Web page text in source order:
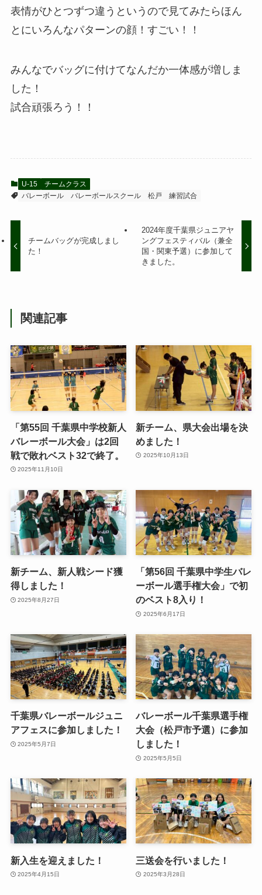
表情がひとつずつ違うというので見てみたらほん
とにいろんなパターンの顔！すごい！！
みんなでバッグに付けてなんだか一体感が増しま
した！
試合頑張ろう！！
U-15
チームクラス
バレーボール
バレーボールスクール 松戸 練習試合
チームバッグが完成しまし
た！
2024年度千葉県ジュニアヤ
ングフェスティバル（兼全
国・関東予選）に参加して
きました。
関連記事
「第55回 千葉県中学校新人
バレーボール大会」は2回
戦で敗れベスト32で終了。
2025年11月10日
新チーム、県大会出場を決
めました！
2025年10月13日
新チーム、新人戦シード獲
得しました！
2025年8月27日
「第56回 千葉県中学生バレ
ーボール選手権大会」で初
のベスト8入り！
2025年6月17日
千葉県バレーボールジュニ
アフェスに参加しました！
2025年5月7日
バレーボール千葉県選手権
大会（松戸市予選）に参加
しました！
2025年5月5日
新入生を迎えました！
2025年4月15日
三送会を行いました！
2025年3月28日